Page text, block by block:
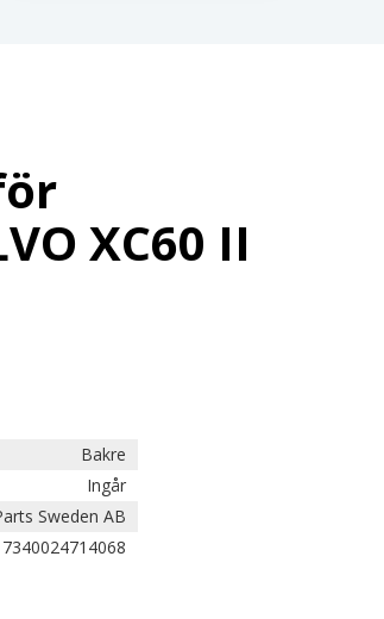
XC60 II
Bakre
Ingår
Sweden AB
7340024714068